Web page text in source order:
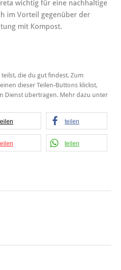
wichtig für eine nachhaltige
im Vorteil gegenüber der
mit Kompost.
die du gut findest. Zum
dieser Teilen-Buttons klickst,
Dienst übertragen. Mehr dazu unter
teilen
teilen